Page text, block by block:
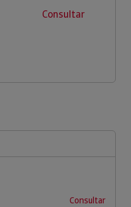
Consultar
Consultar